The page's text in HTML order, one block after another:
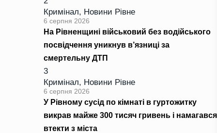
Кримінал, Новини Рівне
6 серпня 2026
На Рівненщині військовий без водійського
посвідчення уникнув в’язниці за
смертельну ДТП
3
Кримінал, Новини Рівне
6 серпня 2026
У Рівному сусід по кімнаті в гуртожитку
викрав майже 300 тисяч гривень і намагався
втекти з міста